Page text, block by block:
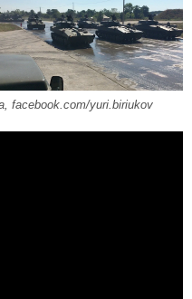
facebook.com/yuri.biriukov